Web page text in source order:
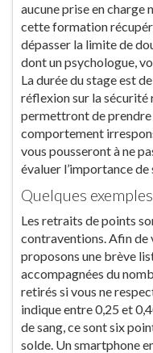
aucune prise en charge
cette formation
dépasser la limite de
dont un psychologue,
La durée du stage est
réflexion sur la sécurité
permettront de prendre
comportement
vous pousseront à ne
évaluer l’importance
Quelques
Les retraits de points
contraventions. Afin de
proposons une brève
accompagnées du
retirés si vous ne
indique entre 0,25 et
de sang, ce sont six
solde. Un smartphone